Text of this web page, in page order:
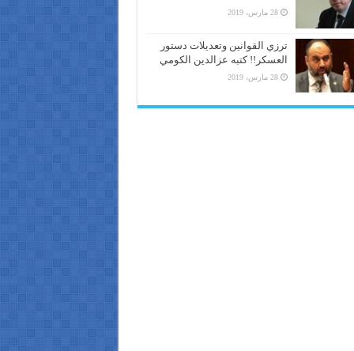
28 مارس، 2019
ترزي القوانين وتعديلات دستور
العسكر!! كتبه عزالدين الكومي
28 مارس، 2019